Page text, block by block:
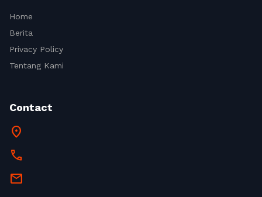
Home
Berita
Privacy Policy
Tentang Kami
Contact
location_on
call
mail